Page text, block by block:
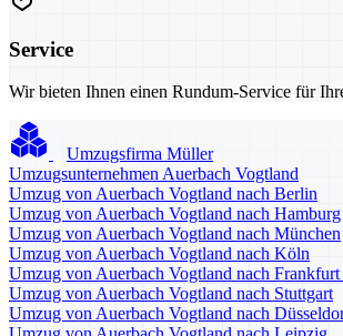
Service
Wir bieten Ihnen einen Rundum-Service für
Umzugsfirma Müller
Umzugsunternehmen Auerbach Vogtland
Umzug von Auerbach Vogtland nach Berlin
Umzug von Auerbach Vogtland nach Hamburg
Umzug von Auerbach Vogtland nach München
Umzug von Auerbach Vogtland nach Köln
Umzug von Auerbach Vogtland nach
Umzug von Auerbach Vogtland nach Stuttgart
Umzug von Auerbach Vogtland nach